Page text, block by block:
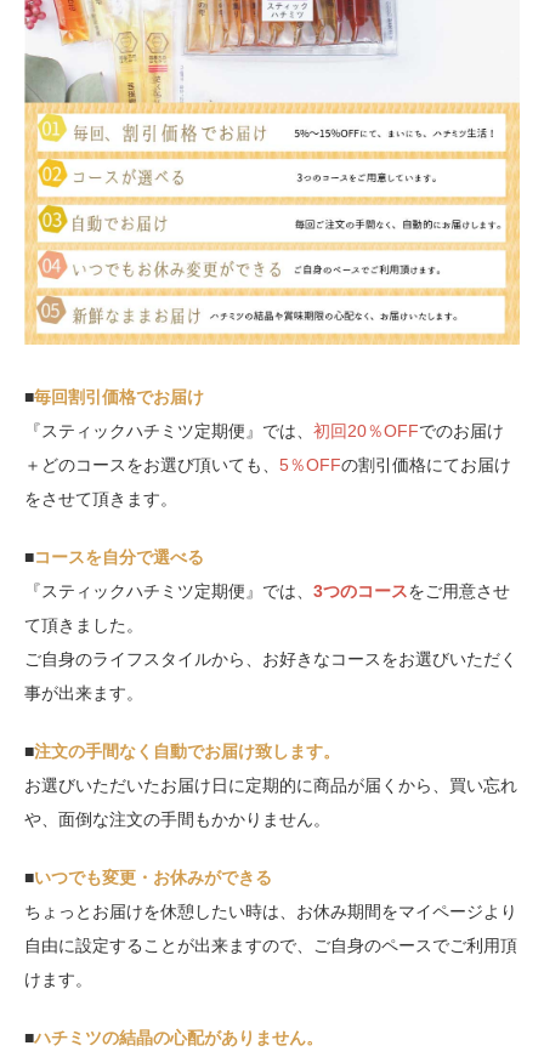
■毎回割引価格でお届け
『スティックハチミツ定期便』では、 初回20％OFFでのお届け
＋どのコースをお選び頂いても、 5％OFFの割引価格にてお届け
をさせて頂きます。
■コースを自分で選べる
『スティックハチミツ定期便』では、 3つのコースをご用意させ
て頂きました。
ご自身のライフスタイルから、お好きなコースをお選びいただく
事が出来ます。
■注文の手間なく自動でお届け致します。
お選びいただいたお届け日に定期的に商品が届くから、買い忘れ
や、面倒な注文の手間もかかりません。
■いつでも変更・お休みができる
ちょっとお届けを休憩したい時は、お休み期間をマイページより
自由に設定することが出来ますので、ご自身のペースでご利用頂
けます。
■ハチミツの結晶の心配がありません。